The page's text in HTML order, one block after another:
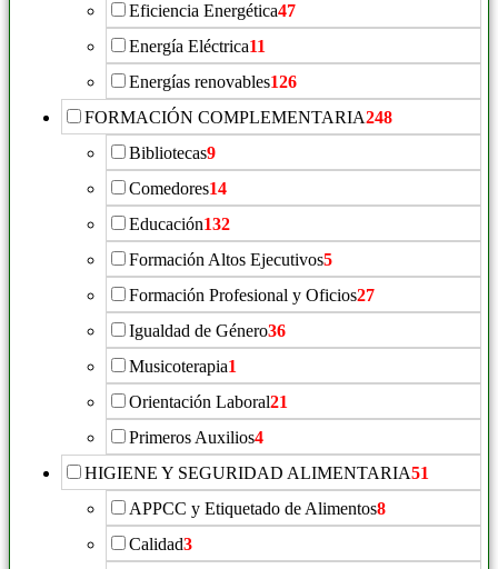
Eficiencia Energética47
Energía Eléctrica11
Energías renovables126
FORMACIÓN COMPLEMENTARIA248
Bibliotecas9
Comedores14
Educación132
Formación Altos Ejecutivos5
Formación Profesional y Oficios27
Igualdad de Género36
Musicoterapia1
Orientación Laboral21
Primeros Auxilios4
HIGIENE Y SEGURIDAD ALIMENTARIA51
APPCC y Etiquetado de Alimentos8
Calidad3